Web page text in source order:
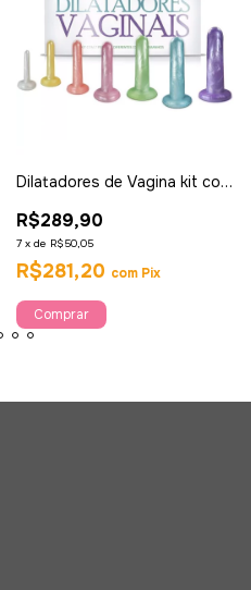
Dilatadores de Vagina kit com
R$289,90
7 x de R$50,05
R$281,20 com Pix